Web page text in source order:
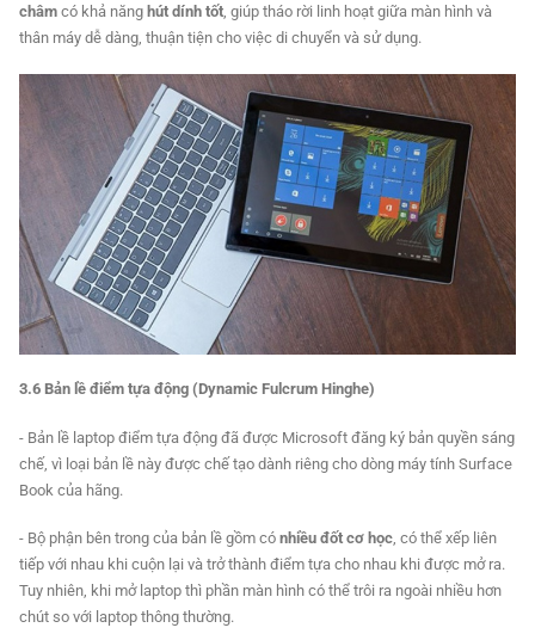
châm có khả năng hút dính tốt, giúp tháo rời linh hoạt giữa màn hình và
thân máy dễ dàng, thuận tiện cho việc di chuyển và sử dụng.
3.6 Bản lề điểm tựa động (Dynamic Fulcrum Hinghe)
- Bản lề laptop điểm tựa động đã được Microsoft đăng ký bản quyền sáng
chế, vì loại bản lề này được chế tạo dành riêng cho dòng máy tính Surface
Book của hãng.
- Bộ phận bên trong của bản lề gồm có nhiều đốt cơ học, có thể xếp liên
tiếp với nhau khi cuộn lại và trở thành điểm tựa cho nhau khi được mở ra.
Tuy nhiên, khi mở laptop thì phần màn hình có thể trôi ra ngoài nhiều hơn
chút so với laptop thông thường.